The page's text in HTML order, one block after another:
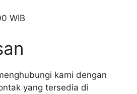
WIB
kami dengan
yang tersedia di